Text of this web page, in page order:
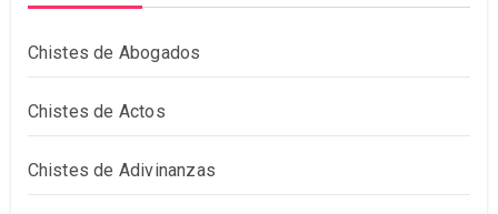
Chistes de Abogados
Chistes de Actos
Chistes de Adivinanzas